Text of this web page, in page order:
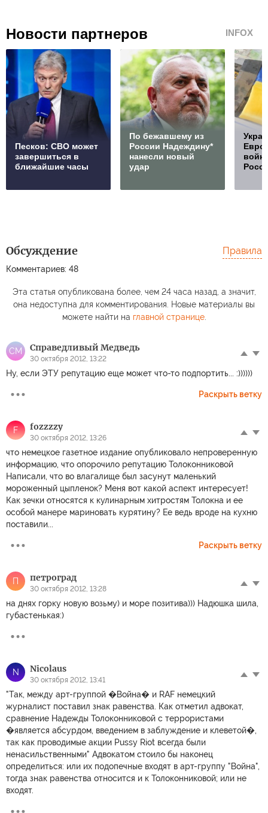
Новости партнеров INFOX
Песков: СВО может
завершиться в
ближайшие часы
По бежавшему из
России Надеждину*
нанесли новый
удар
Обсуждение
Комментариев: 48
Правила
Эта статья опубликована более, чем 24 часа назад, а значит,
она недоступна для комментирования. Новые материалы вы
можете найти на главной странице.
СМ Справедливый Медведь
30 октября 2012, 13:22
Ну, если ЭТУ репутацию еще может что-то подпортить... :))))))
Раскрыть ветку
F fozzzzу
30 октября 2012, 13:26
что немецкое газетное издание опубликовало непроверенную
информацию, что опорочило репутацию Толоконниковой
Написали, что во влагалище был засунут маленький
мороженный цыпленок? Меня вот какой аспект интересует!
Как зечки относятся к кулинарным хитростям Толокна и ее
особой манере мариновать курятину? Ее ведь вроде на кухню
поставили...
Раскрыть ветку
П петроград
30 октября 2012, 13:28
на днях горку новую возьму) и море позитива))) Надюшка шила,
губастенькая:)
N Nicolaus
30 октября 2012, 13:41
"Так, между арт-группой �Война� и RAF немецкий
журналист поставил знак равенства. Как отметил адвокат,
сравнение Надежды Толоконниковой с террористами
�является абсурдом, введением в заблуждение и клеветой�,
так как проводимые акции Pussy Riot всегда были
ненасильственными" Адвокатом стоило бы наконец
определиться: или их подопечные входят в арт-группу "Война",
тогда знак равенства относится и к Толоконниковой; или не
входят.